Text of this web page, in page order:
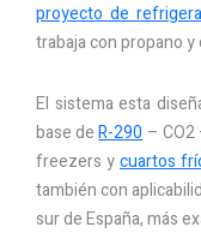
proyecto de
trabaja con propano
El sistema esta
base deR-290 –
freezers ycuartos
también con
sur de España, más